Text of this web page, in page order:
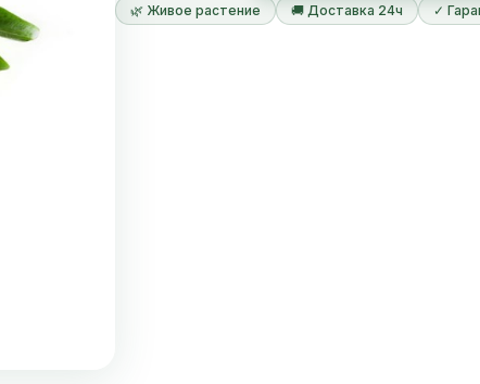
🌿 Живое растение 🚚 Доставка 24ч ✓